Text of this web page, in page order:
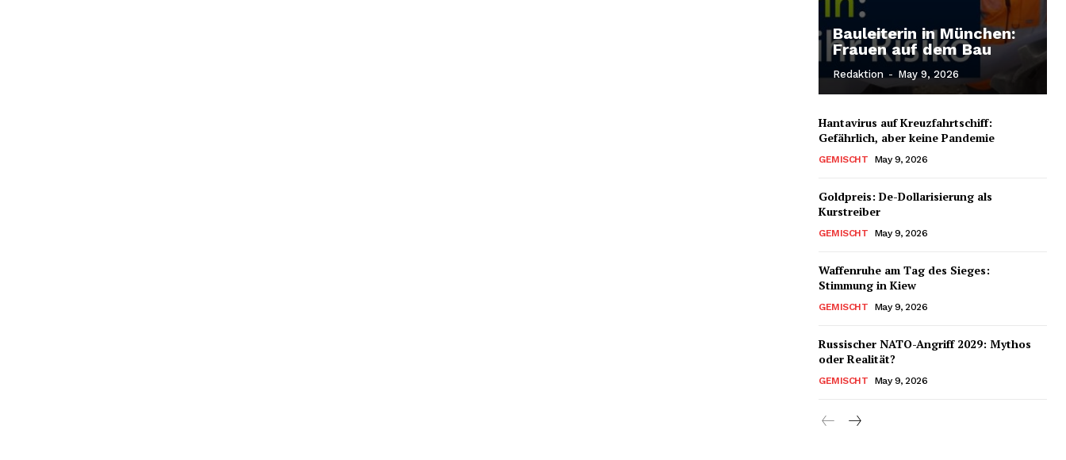
Bauleiterin in München:
Frauen auf dem Bau
Redaktion - May 9, 2026
Hantavirus auf Kreuzfahrtschiff:
Gefährlich, aber keine Pandemie
GEMISCHT May 9, 2026
Goldpreis: De-Dollarisierung als
Kurstreiber
GEMISCHT May 9, 2026
Waffenruhe am Tag des Sieges:
Stimmung in Kiew
GEMISCHT May 9, 2026
Russischer NATO-Angriff 2029: Mythos
oder Realität?
GEMISCHT May 9, 2026